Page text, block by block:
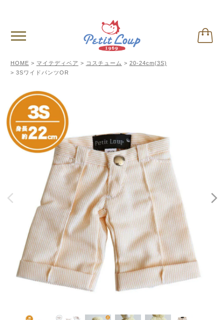
HOME マイテディベア コスチューム
20-24cm(3S)
3SワイドパンツOR